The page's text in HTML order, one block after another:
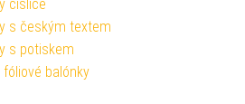
číslice
s českým textem
s potiskem
balónky